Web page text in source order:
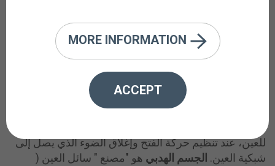
تتكون العنبية من القزحية، والجسم الهدبي والمشيمية،
تمثل الطبقات الوسطية لبنية العين التي تبدي أساسا
( التهاب القزحية uveítis)، وكثير منها مرتبطة
بأمراض جهازية ( في مجال الطب الباطني والروماتيزم ) .
يعالج علم أورام العنبيةoncología أساسا أورام العنبي .
للعين، عند تنظيم حركة الفتح وإغلاق الضوء الذي يصل إلى
شبكية العين. الجسم الهدبي هو "مصنع " سائل العين (
MORE INFORMATION
ACCEPT